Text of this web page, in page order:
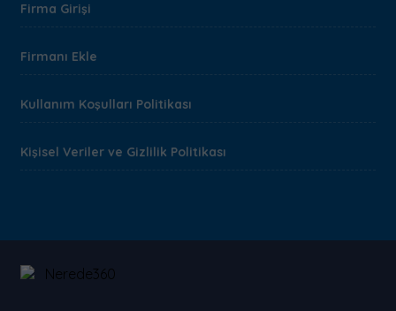
Firma Girişi
Firmanı Ekle
Kullanım Koşulları Politikası
Kişisel Veriler ve Gizlilik Politikası